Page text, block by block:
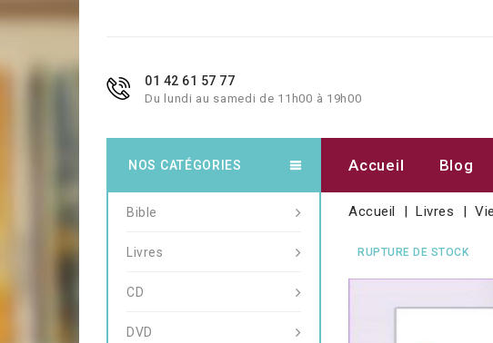
01 42 61 57 77
Du lundi au samedi de 11h00 à 19h00
Accueil Blog
Accueil Livres
RUPTURE DE STOCK
NOS CATÉGORIES
Bible
Livres
CD
DVD